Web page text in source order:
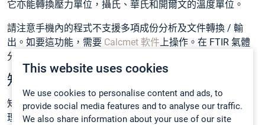
This website uses cookies
We use cookies to personalise content and ads, to
provide social media features and to analyse our traffic.
We also share information about your use of our site
它亦能轉換壓力單位，攝氏、華氏和開爾文的溫度單位。
請注意手機內的程式不支援多項成份分析及文件轉換 / 輸
出。如要這功能，需要 Calcmet 軟件 上操作。在 FTIR 氣體
分析儀運送時，附送 Calcmet 軟件。
知識庫
知識庫的目的是幫助你即使在實地，仍能熟練你的工具，處
理最常出現的問題。它包括 Gasmet 便攜式分析儀的快速指